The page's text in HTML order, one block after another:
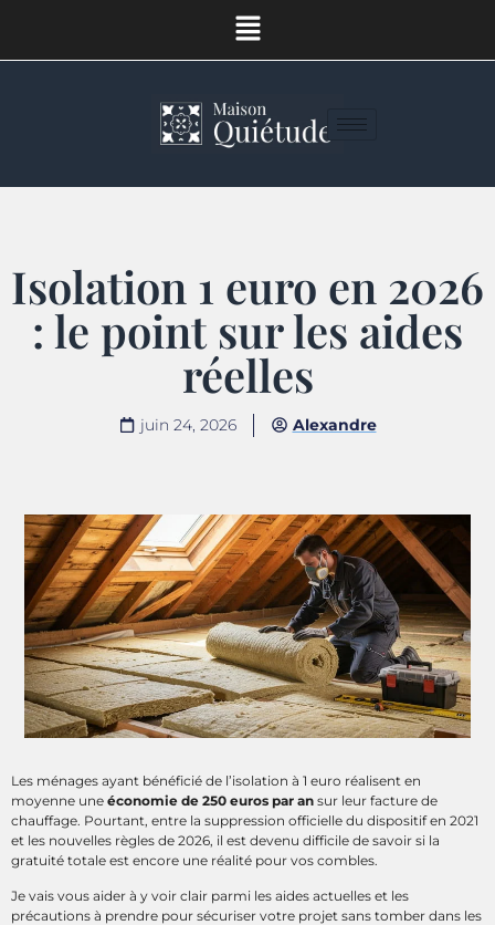
Isolation 1 euro en 2026
: le point sur les aides
réelles
juin 24, 2026 Alexandre
Les ménages ayant bénéficié de l’isolation à 1 euro réalisent en
moyenne une économie de 250 euros par an sur leur facture de
chauffage. Pourtant, entre la suppression officielle du dispositif en 2021
et les nouvelles règles de 2026, il est devenu difficile de savoir si la
gratuité totale est encore une réalité pour vos combles.
Je vais vous aider à y voir clair parmi les aides actuelles et les
précautions à prendre pour sécuriser votre projet sans tomber dans les